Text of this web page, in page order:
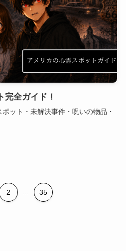
完全ガイド！
ット・未解決事件・呪いの物品・
2 35